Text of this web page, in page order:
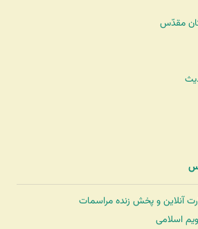
مقدّس
آنلاین و پخش زنده مراسمات
اسلامی